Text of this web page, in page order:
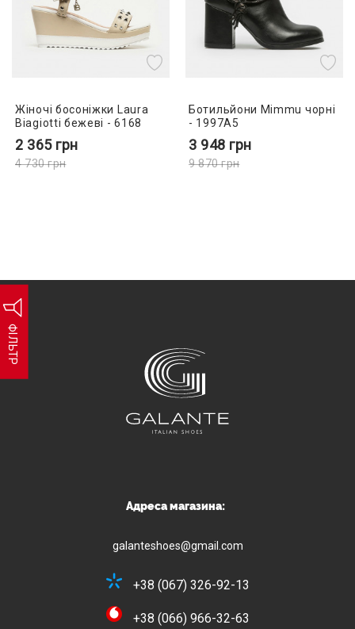
ФІЛЬТР
Жіночі босоніжки Laura
Biagiotti бежеві - 6168
2 365 грн
4 730грн
Ботильйони Mimmu чорні
- 1997A5
3 948 грн
9 870грн
Адреса магазина:
galanteshoes@gmail.com
+38 (067) 326-92-13
+38 (066) 966-32-63